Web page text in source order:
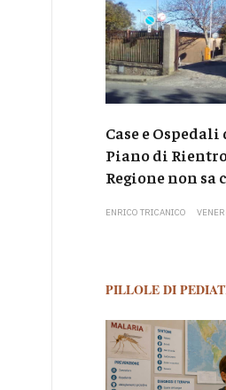
Case e
Piano di
Regione non sa
ENRICO TRICANICO
PILLOLE DI